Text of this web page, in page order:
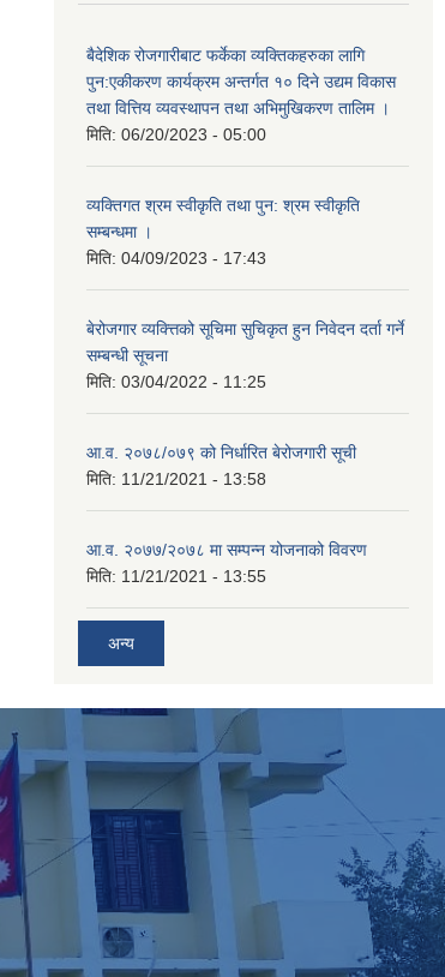
बैदेशिक रोजगारीबाट फर्केका व्यक्तिकहरुका लागि
पुन:एकीकरण कार्यक्रम अन्तर्गत १० दिने उद्यम विकास
तथा वित्तिय व्यवस्थापन तथा अभिमुखिकरण तालिम ।
मिति: 06/20/2023 - 05:00
व्यक्तिगत श्रम स्वीकृति तथा पुन: श्रम स्वीकृति
सम्बन्धमा ।
मिति: 04/09/2023 - 17:43
बेरोजगार व्यक्त्तिको सूचिमा सुचिकृत हुन निवेदन दर्ता गर्ने
सम्बन्धी सूचना
मिति: 03/04/2022 - 11:25
आ.व. २०७८/०७९ को निर्धारित बेरोजगारी सूची
मिति: 11/21/2021 - 13:58
आ.व. २०७७/२०७८ मा सम्पन्न योजनाको विवरण
मिति: 11/21/2021 - 13:55
अन्य